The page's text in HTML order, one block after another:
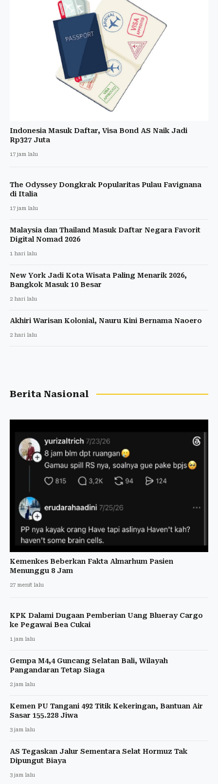
Indonesia Masuk Daftar, Visa Bond AS Naik Jadi
Rp327 Juta
17 jam lalu
The Odyssey Dongkrak Popularitas Pulau Favignana
di Italia
17 jam lalu
Malaysia dan Thailand Masuk Daftar Negara Favorit
Digital Nomad 2026
1 hari lalu
New York Jadi Kota Wisata Paling Menarik 2026,
Bangkok Masuk 10 Besar
2 hari lalu
Akhiri Warisan Kolonial, Nauru Kini Bernama Naoero
2 hari lalu
Berita Nasional
Kemenkes Beberkan Fakta Almarhum Pasien
Menunggu 8 Jam
27 menit lalu
KPK Dalami Dugaan Pemberian Uang Blueray Cargo
ke Pegawai Bea Cukai
1 jam lalu
Gempa M4,4 Guncang Selatan Bali, Wilayah
Pangandaran Tetap Siaga
2 jam lalu
Kemen PU Tangani 492 Titik Kekeringan, Bantuan Air
Sasar 155.228 Jiwa
3 jam lalu
AS Tegaskan Jalur Sementara Selat Hormuz Tak
Dipungut Biaya
3 jam lalu